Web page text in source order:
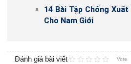
14 Bài Tập Chống
Cho Nam Giới
Đánh giá bài viết Vote